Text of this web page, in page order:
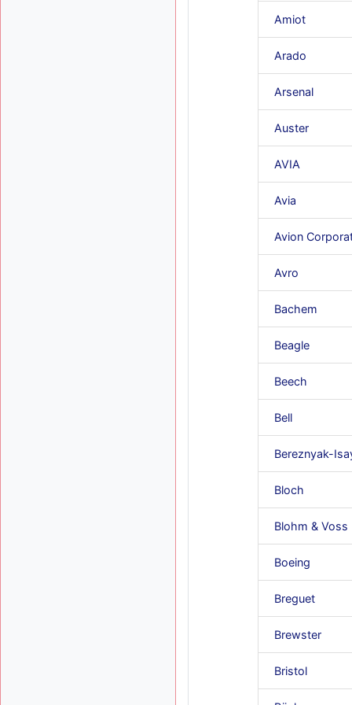
Amiot
Arado
Arsenal
Auster
AVIA
Avia
Avion
Avro
Bachem
Beagle
Beech
Bell
Bereznyak-
Bloch
Blohm & Voss
Boeing
Breguet
Brewster
Bristol